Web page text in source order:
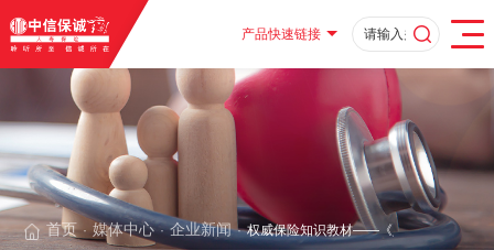
产品快速链接
首页 · 媒体中心 · 企业新闻 · 权威保险知识教材——《人身保险产品基